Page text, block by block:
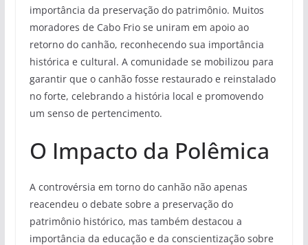
importância da preservação do patrimônio. Muitos
moradores de Cabo Frio se uniram em apoio ao
retorno do canhão, reconhecendo sua importância
histórica e cultural. A comunidade se mobilizou para
garantir que o canhão fosse restaurado e reinstalado
no forte, celebrando a história local e promovendo
um senso de pertencimento.
O Impacto da Polêmica
A controvérsia em torno do canhão não apenas
reacendeu o debate sobre a preservação do
patrimônio histórico, mas também destacou a
importância da educação e da conscientização sobre